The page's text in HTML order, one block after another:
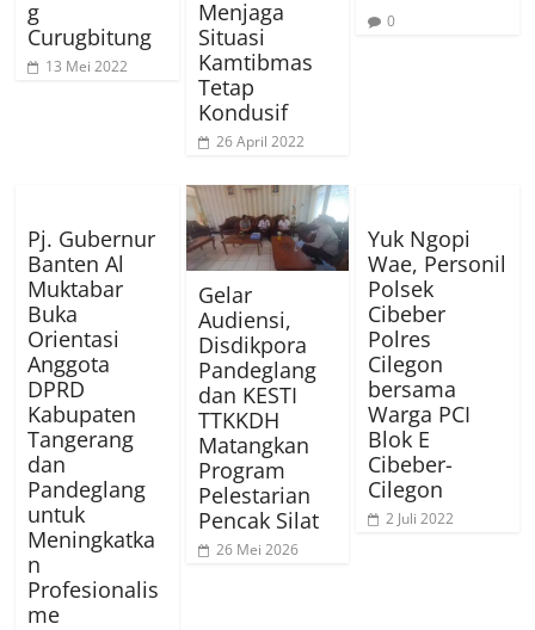
g
Curugbitung
13 Mei 2022
Menjaga
Situasi
Kamtibmas
Tetap
Kondusif
26 April 2022
0
Pj. Gubernur
Banten Al
Muktabar
Buka
Orientasi
Anggota
DPRD
Kabupaten
Tangerang
dan
Pandeglang
untuk
Meningkatka
n
Profesionalis
me
Gelar
Audiensi,
Disdikpora
Pandeglang
dan KESTI
TTKKDH
Matangkan
Program
Pelestarian
Pencak Silat
26 Mei 2026
Yuk Ngopi
Wae, Personil
Polsek
Cibeber
Polres
Cilegon
bersama
Warga PCI
Blok E
Cibeber-
Cilegon
2 Juli 2022